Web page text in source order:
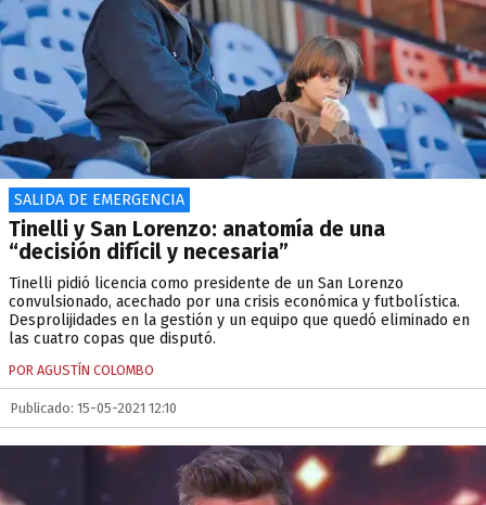
SALIDA DE EMERGENCIA
Tinelli y San Lorenzo: anatomía de una
“decisión difícil y necesaria”
Tinelli pidió licencia como presidente de un San Lorenzo
convulsionado, acechado por una crisis económica y futbolística.
Desprolijidades en la gestión y un equipo que quedó eliminado en
las cuatro copas que disputó.
POR AGUSTÍN COLOMBO
Publicado: 15-05-2021 12:10